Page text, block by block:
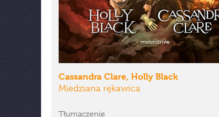
Cassandra Clare, Holly Black
Miedziana rękawica
Tłumaczenie